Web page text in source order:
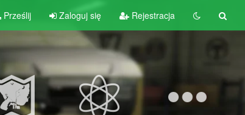
Prześlij Zaloguj się Rejestracja